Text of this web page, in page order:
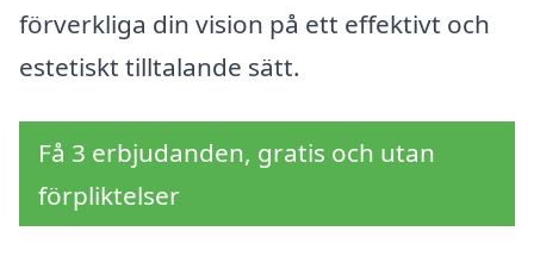
förverkliga din vision på ett effektivt och
estetiskt tilltalande sätt.
Få 3 erbjudanden, gratis och utan
förpliktelser